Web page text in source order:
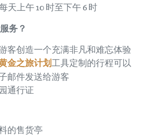
天上午 10 时至下午 6 时
务？
客创造一个充满非凡和难忘体验
金之旅计划工具定制的行程可以
邮件发送给游客
通行证
的售货亭